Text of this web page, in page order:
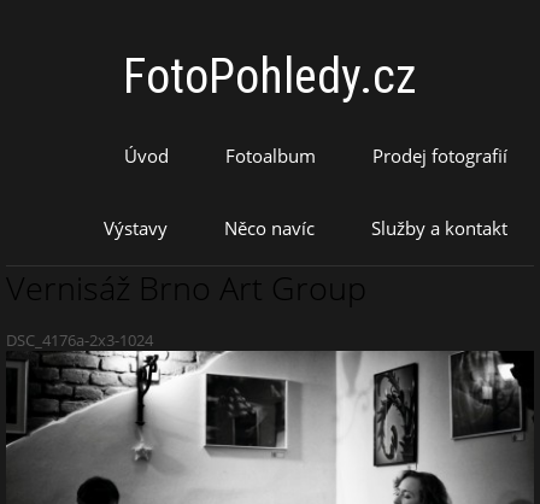
FotoPohledy.cz
Úvod Fotoalbum Prodej fotografií
Výstavy Něco navíc Služby a kontakt
Vernisáž Brno Art Group
DSC_4176a-2x3-1024